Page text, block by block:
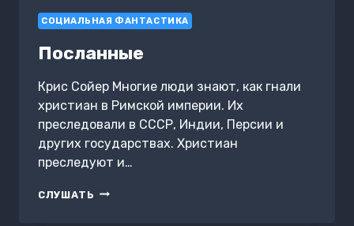
СОЦИАЛЬНАЯ ФАНТАСТИКА
Посланные
Крис Сойер Многие люди знают, как гнали
христиан в Римской империи. Их
преследовали в СССР, Индии, Персии и
других государствах. Христиан
преследуют и…
СЛУШАТЬ ПОСЛАННЫЕ